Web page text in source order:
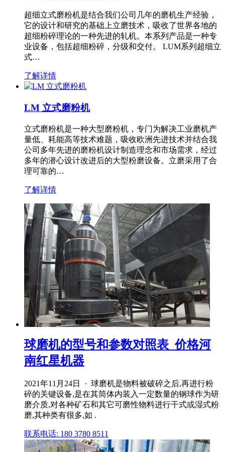
超细立式磨粉机是结合我们公司几年的磨机生产经验，
它的设计和研究的基础上立磨技术，吸收了世界各地的
超细粉碎理论的一种先进的轧机。本系列产品是一种专
业设备，包括超细粉碎，分级和交付。 LUM系列超细立
式…
了解详情
LM 立式磨粉机
立式磨粉机是一种大型磨粉机，专门为解决工业磨机产
量低、耗能高等技术难题，吸收欧洲先进技术并结合我
公司多年先进的磨粉机设计制造理念和市场需求，经过
多年的潜心设计改进后的大型粉磨设备。立磨采用了合
理可靠的…
了解详情
球磨机的型号和参数对照表_价格河
南红星机器
2021年11月24日 · 球磨机是物料被破碎之后,再进行粉
碎的关键设备,是在其筒体内装入一定数量的钢球作为研
磨介质,对各种矿石和其它可磨性物料进行干式或湿式粉
磨,其种类有很多,如 .
联系电话: 180 3780 8511